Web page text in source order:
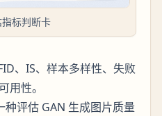
标判断卡
、IS、样本多样性、失败
用性。
种评估 GAN 生成图片质量